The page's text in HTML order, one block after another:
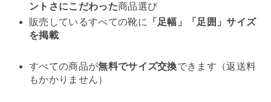
ントさにこだわった商品選び
販売しているすべての靴に
「足幅」「足囲」サイズ
を掲載
すべての商品が無料でサイズ交換できます（返送料
もかかりません）